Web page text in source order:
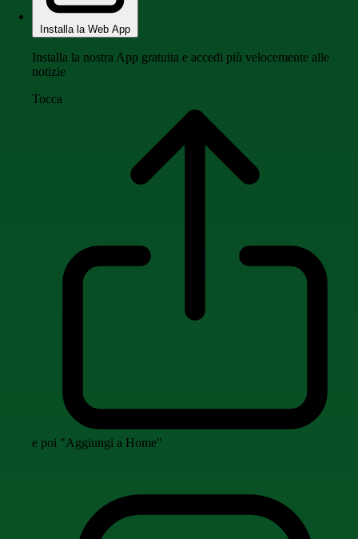
Installa la Web App
Installa la nostra App gratuita e accedi più velocemente alle
notizie
Tocca
e poi "Aggiungi a Home"